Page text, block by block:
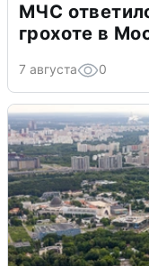
МЧС
грохоте в
7 августа 0